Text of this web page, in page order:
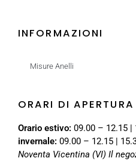
INFORMAZIONI
Misure Anelli
ORARI DI APERTURA
Orario estivo: 09.00 – 12.15 |
invernale: 09.00 – 12.15 |
Noventa Vicentina (VI) Il